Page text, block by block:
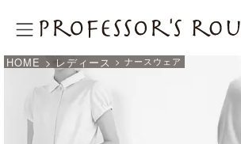
プロフェッサーズラウンド
HOME > レディース > ナースウェア